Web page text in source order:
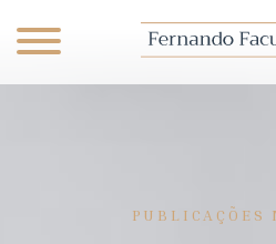
PUBLICAÇÕES